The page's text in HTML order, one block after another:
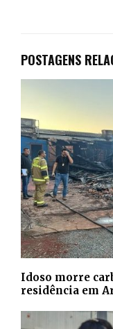
POSTAGENS
Idoso morre
residência em